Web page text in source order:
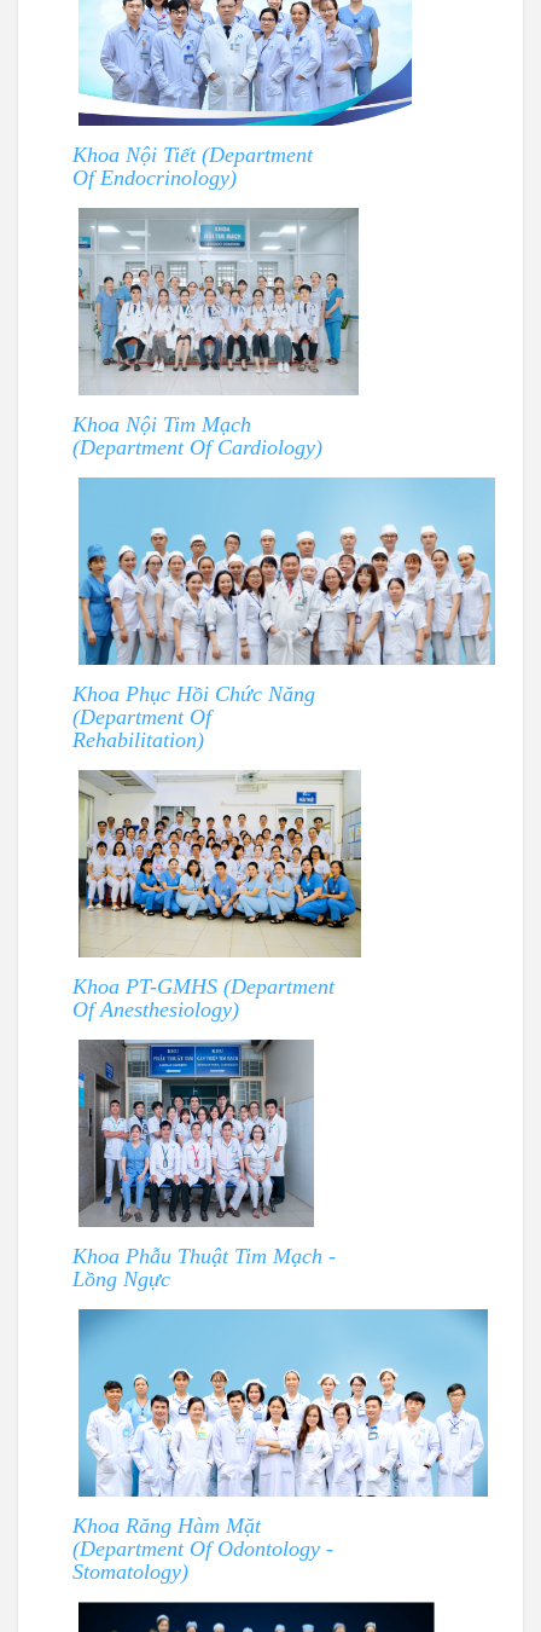
Khoa Nội Tiết (Department
Of Endocrinology)
Khoa Nội Tim Mạch
(Department Of Cardiology)
Khoa Phục Hồi Chức Năng
(Department Of
Rehabilitation)
Khoa PT-GMHS (Department
Of Anesthesiology)
Khoa Phẫu Thuật Tim Mạch -
Lồng Ngực
Khoa Răng Hàm Mặt
(Department Of Odontology -
Stomatology)